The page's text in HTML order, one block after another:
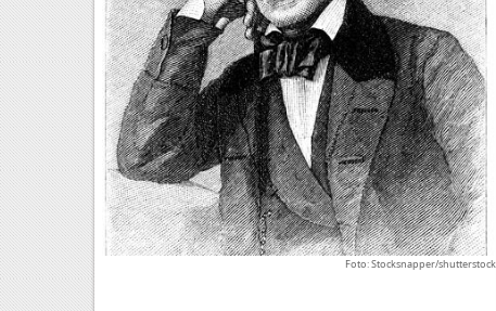
Foto: Stocksnapper/shutterstock